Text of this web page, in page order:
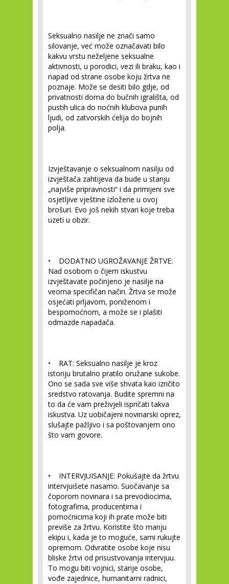
Seksualno nasilje ne znači samo
silovanje, već može označavati bilo
kakvu vrstu neželjene seksualne
aktivnosti, u porodici, vezi ili braku, kao i
napad od strane osobe koju žrtva ne
poznaje. Može se desiti bilo gdje, od
privatnosti doma do bučnih igrališta, od
pustih ulica do noćnih klubova punih
ljudi, od zatvorskih ćelija do bojnih
polja.
Izvještavanje o seksualnom nasilju od
izvještača zahtijeva da bude u stanju
„najviše pripravnosti“ i da primijeni sve
osjetljive vještine izložene u ovoj
brošuri. Evo još nekih stvari koje treba
uzeti u obzir.
• DODATNO UGROŽAVANJE ŽRTVE:
Nad osobom o čijem iskustvu
izvještavate počinjeno je nasilje na
veoma specifičan način. Žrtva se može
osjećati prljavom, poniženom i
bespomoćnom, a može se i plašiti
odmazde napadača.
• RAT: Seksualno nasilje je kroz
istoriju brutalno pratilo oružane sukobe.
Ono se sada sve više shvata kao izričito
sredstvo ratovanja. Budite spremni na
to da će vam preživjeli ispričati takva
iskustva. Uz uobičajeni novinarski oprez,
slušajte pažljivo i sa poštovanjem ono
što vam govore.
• INTERVJUISANJE: Pokušajte da žrtvu
intervjuišete nasamo. Suočavanje sa
čoporom novinara i sa prevodiocima,
fotografima, producentima i
pomoćnicima koji ih prate može biti
previše za žrtvu. Koristite što manju
ekipu i, kada je to moguće, sami rukujte
opremom. Odvratite osobe koje nisu
bliske žrtvi od prisustvovanja intervjuu.
To mogu biti vojnici, starije osobe,
vođe zajednice, humanitarni radnici,